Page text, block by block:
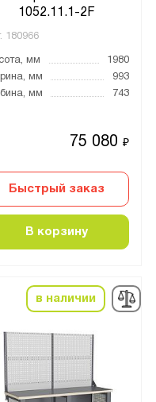
1052.11.1-2F
180966
мм
1980
мм
993
мм
743
75 080₽
Быстрый заказ
В корзину
в наличии
7016)
7024)
5005)